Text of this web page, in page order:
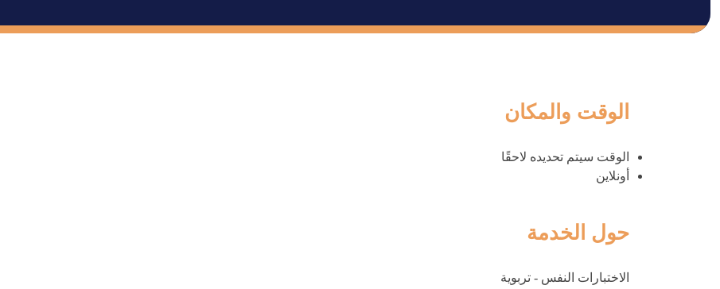
الوقت والمكان
الوقت سيتم تحديده لاحقًا
أونلاين
حول الخدمة
الاختبارات النفس - تربوية